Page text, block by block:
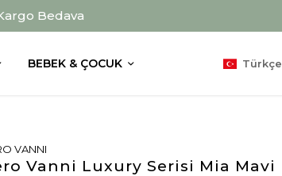
Bedava
BEBEK & ÇOCUK Türkçe
VANNI
Vanni Luxury Serisi Mia Mavi